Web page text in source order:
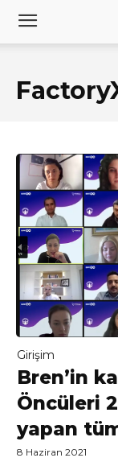
Girişim
Bren’in
Öncüleri
yapan
8 Haziran 2021